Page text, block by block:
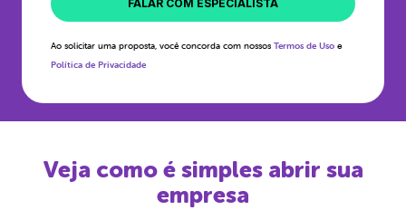
FALAR COM ESPECIALISTA
Ao solicitar uma proposta, você concorda com nossos Termos de Uso e
Política de Privacidade
Veja como é simples abrir sua
empresa